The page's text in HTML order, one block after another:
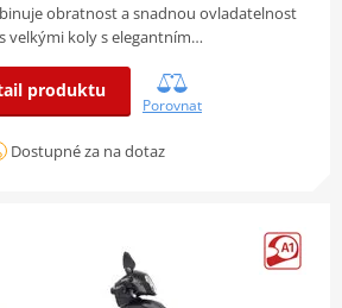
obratnost a snadnou ovladatelnost
velkými koly s elegantním…
produktu
Porovnat
Dostupné za na dotaz